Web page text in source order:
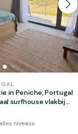
in Peniche, Portugal
surfhouse vlakbij
niveaus